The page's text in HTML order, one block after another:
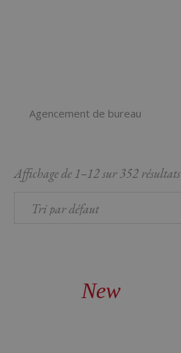
Agencement de bureau
Affichage de 1–12 sur 352 résultats
New